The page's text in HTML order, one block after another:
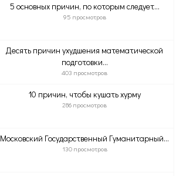
5 основных причин, по которым следует...
95 просмотров
Десять причин ухудшения математической
подготовки...
403 просмотров
10 причин, чтобы кушать хурму
286 просмотров
Московский Государственный Гуманитарный...
130 просмотров